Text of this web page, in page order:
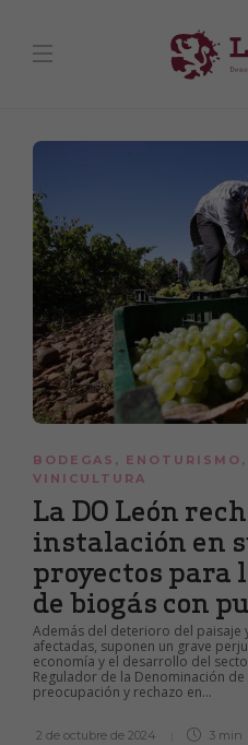
BODEGAS , ENOTURISMO ,
VINICULTURA
La DO León
instalación en
proyectos para
de biogás con
Además del deterioro del paisaje
afectadas, suponen un grave
economía y el desarrollo del
Regulador de la Denominación
preocupación y rechazo en...
2 de octubre de 2024 3 min